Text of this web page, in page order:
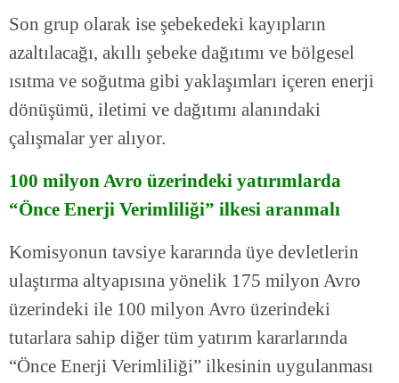
Son grup olarak ise şebekedeki kayıpların
azaltılacağı, akıllı şebeke dağıtımı ve bölgesel
ısıtma ve soğutma gibi yaklaşımları içeren enerji
dönüşümü, iletimi ve dağıtımı alanındaki
çalışmalar yer alıyor.
100 milyon Avro üzerindeki yatırımlarda
“Önce Enerji Verimliliği” ilkesi aranmalı
Komisyonun tavsiye kararında üye devletlerin
ulaştırma altyapısına yönelik 175 milyon Avro
üzerindeki ile 100 milyon Avro üzerindeki
tutarlara sahip diğer tüm yatırım kararlarında
“Önce Enerji Verimliliği” ilkesinin uygulanması